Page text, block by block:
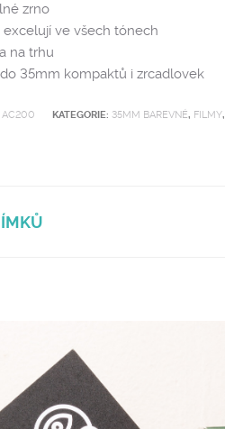
zrno
ve všech tónech
na trhu
35mm kompaktů i zrcadlovek
AC200 KATEGORIE: 35MM BAREVNÉ, FILMY,